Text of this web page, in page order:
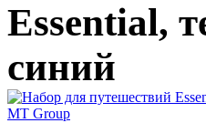
Essential,
синий